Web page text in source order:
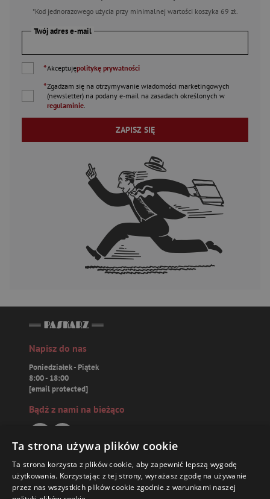
*Kod jednorazowego użycia przy minimalnej wartości koszyka 69 zł.
Twój adres e-mail
*Akceptujępolitykę prywatności
*Zgadzam się na otrzymywanie wiadomości marketingowych
(newsletter) na podany e-mail na zasadach określonych w
regulaminie.
ZAPISZ SIĘ
Napisz do nas
Poniedziałek - Piątek
8:00 - 18:00
[email protected]
Bądź z nami na bieżąco
Paskarz.pl
Ta strona używa plików cookie
Ta strona korzysta z plików cookie, aby zapewnić lepszą wygodę
użytkowania. Korzystając z tej strony, wyrażasz zgodę na używanie
przez nas wszystkich plików cookie zgodnie z warunkami naszej